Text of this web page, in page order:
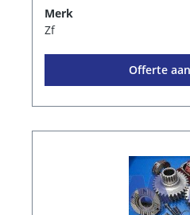
Merk
Zf
Offerte